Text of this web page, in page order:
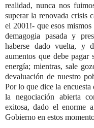
realidad, nunca nos
superar la renovada crisis
el 2001!- que esos
demagogia pasada y
haberse dado vuelta, y
aumentos que debe pagar
energía; mientras, sale
devaluación de nuestro
Por lo que dice la
la negociación abierta
exitosa, dado el enorme
Gobierno en estos